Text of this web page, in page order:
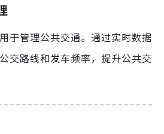
于管理公共交通。通过实时数据
交路线和发车频率，提升公共交